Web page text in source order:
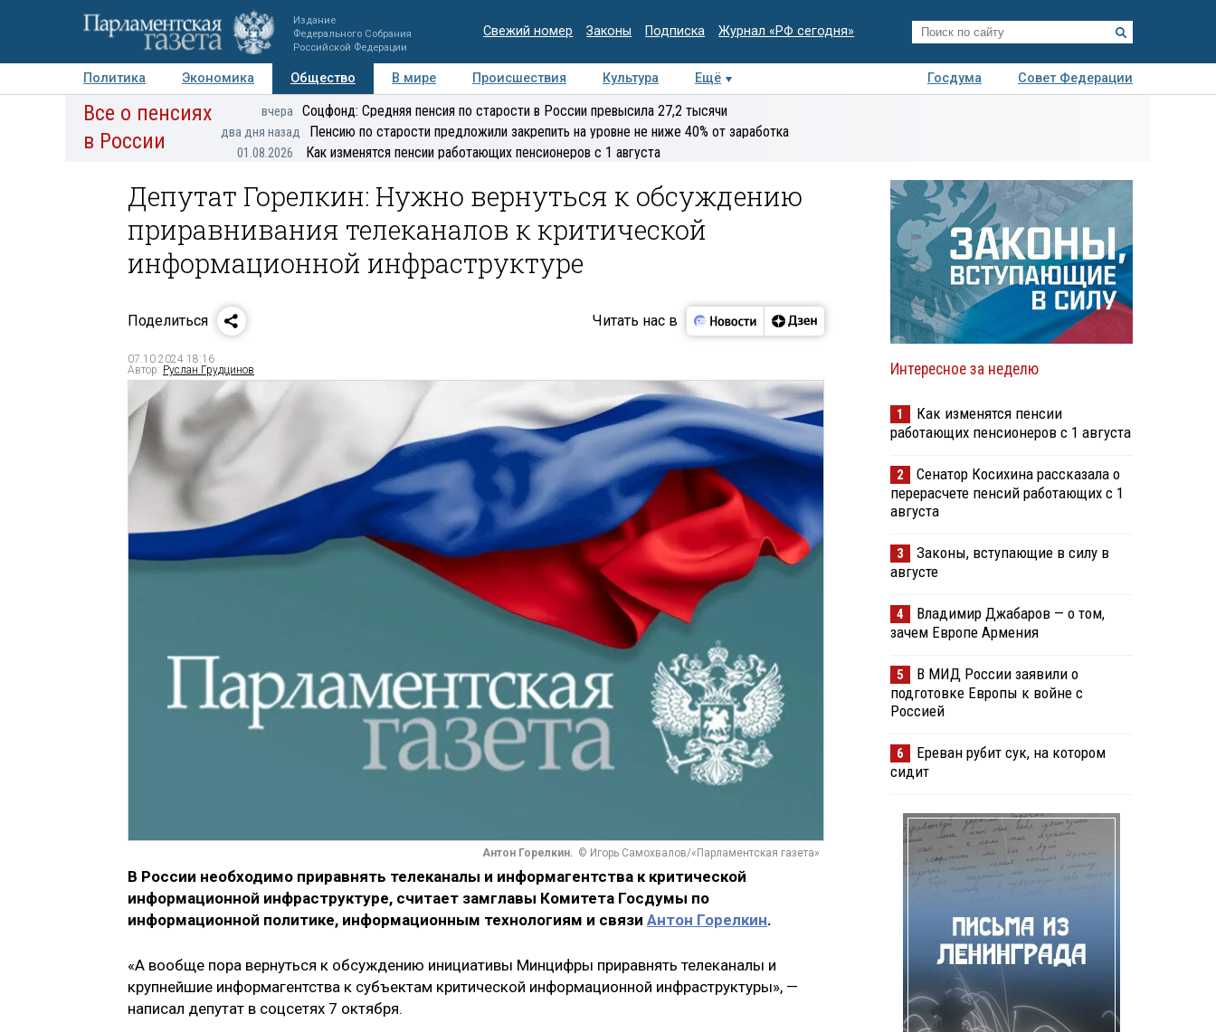
Издание
Федерального Собрания
Российской Федерации
Свежий номер Законы Подписка Журнал «РФ сегодня»
Политика Экономика Общество В мире Происшествия Культура Ещё Госдума
Совет Федерации
Авторы Персоны Мнения Регионы Медиацентр Интервью Колумнисты
экспертиза
Все о пенсиях
в России
вчера Соцфонд: Средняя пенсия по старости в России превысила 27,2 тысячи
два дня назад Пенсию по старости предложили закрепить на уровне не ниже 40% от заработка
01.08.2026 Как изменятся пенсии работающих пенсионеров с 1 августа
Депутат Горелкин: Нужно вернуться к обсуждению
приравнивания телеканалов к критической
информационной инфраструктуре
Поделиться Читать нас в
07.10.2024 18:16
Автор: Руслан Грудцинов
Антон Горелкин. © Игорь Самохвалов/«Парламентская газета»
В России необходимо приравнять телеканалы и информагентства к критической
информационной инфраструктуре, считает замглавы Комитета Госдумы по
информационной политике, информационным технологиям и связи Антон Горелкин.
«А вообще пора вернуться к обсуждению инициативы Минцифры приравнять телеканалы и
крупнейшие информагентства к субъектам критической информационной инфраструктуры», —
написал депутат в соцсетях 7 октября.
Интересное за неделю
1
Как изменятся пенсии
работающих пенсионеров с 1 августа
2
Сенатор Косихина рассказала о
перерасчете пенсий работающих с 1
августа
3
Законы, вступающие в силу в
августе
4
Владимир Джабаров — о том,
зачем Европе Армения
5
В МИД России заявили о
подготовке Европы к войне с
Россией
6
Ереван рубит сук, на котором
сидит